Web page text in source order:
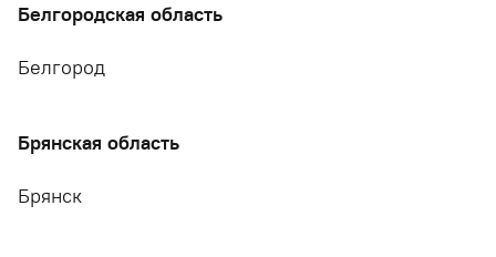
Белгородская область
Белгород
Брянская область
Брянск